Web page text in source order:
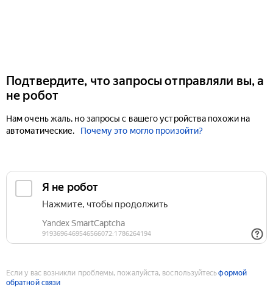
Подтвердите, что запросы отправляли вы, а
не робот
Нам очень жаль, но запросы с вашего устройства похожи на
автоматические.
Почему это могло произойти?
Если у вас возникли проблемы, пожалуйста, воспользуйтесьформой
обратной связи